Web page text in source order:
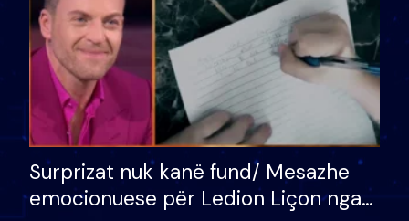
Surprizat nuk kanë fund/ Mesazhe
emocionuese për Ledion Liçon nga